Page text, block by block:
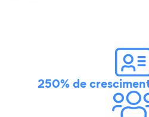
250% de